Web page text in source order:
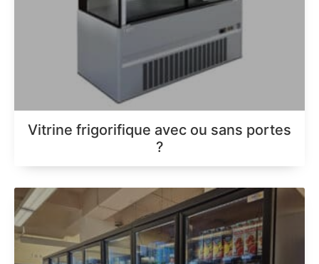
Vitrine frigorifique avec ou sans portes
?